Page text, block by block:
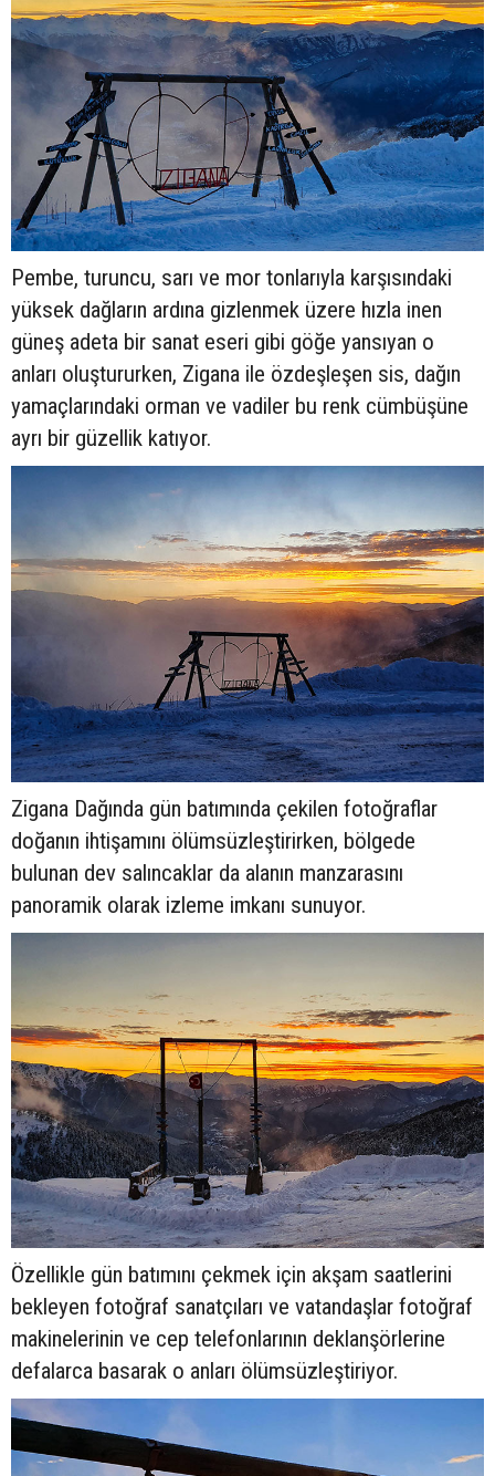
Pembe, turuncu, sarı ve mor tonlarıyla karşısındaki
yüksek dağların ardına gizlenmek üzere hızla inen
güneş adeta bir sanat eseri gibi göğe yansıyan o
anları oluştururken, Zigana ile özdeşleşen sis, dağın
yamaçlarındaki orman ve vadiler bu renk cümbüşüne
ayrı bir güzellik katıyor.
Zigana Dağında gün batımında çekilen fotoğraflar
doğanın ihtişamını ölümsüzleştirirken, bölgede
bulunan dev salıncaklar da alanın manzarasını
panoramik olarak izleme imkanı sunuyor.
Özellikle gün batımını çekmek için akşam saatlerini
bekleyen fotoğraf sanatçıları ve vatandaşlar fotoğraf
makinelerinin ve cep telefonlarının deklanşörlerine
defalarca basarak o anları ölümsüzleştiriyor.